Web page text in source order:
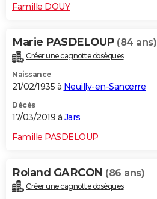
Famille DOUY
Marie PASDELOUP (84 ans)
Créer une cagnotte obsèques
Naissance
21/02/1935 à Neuilly-en-Sancerre
Décès
17/03/2019 à Jars
Famille PASDELOUP
Roland GARCON (86 ans)
Créer une cagnotte obsèques